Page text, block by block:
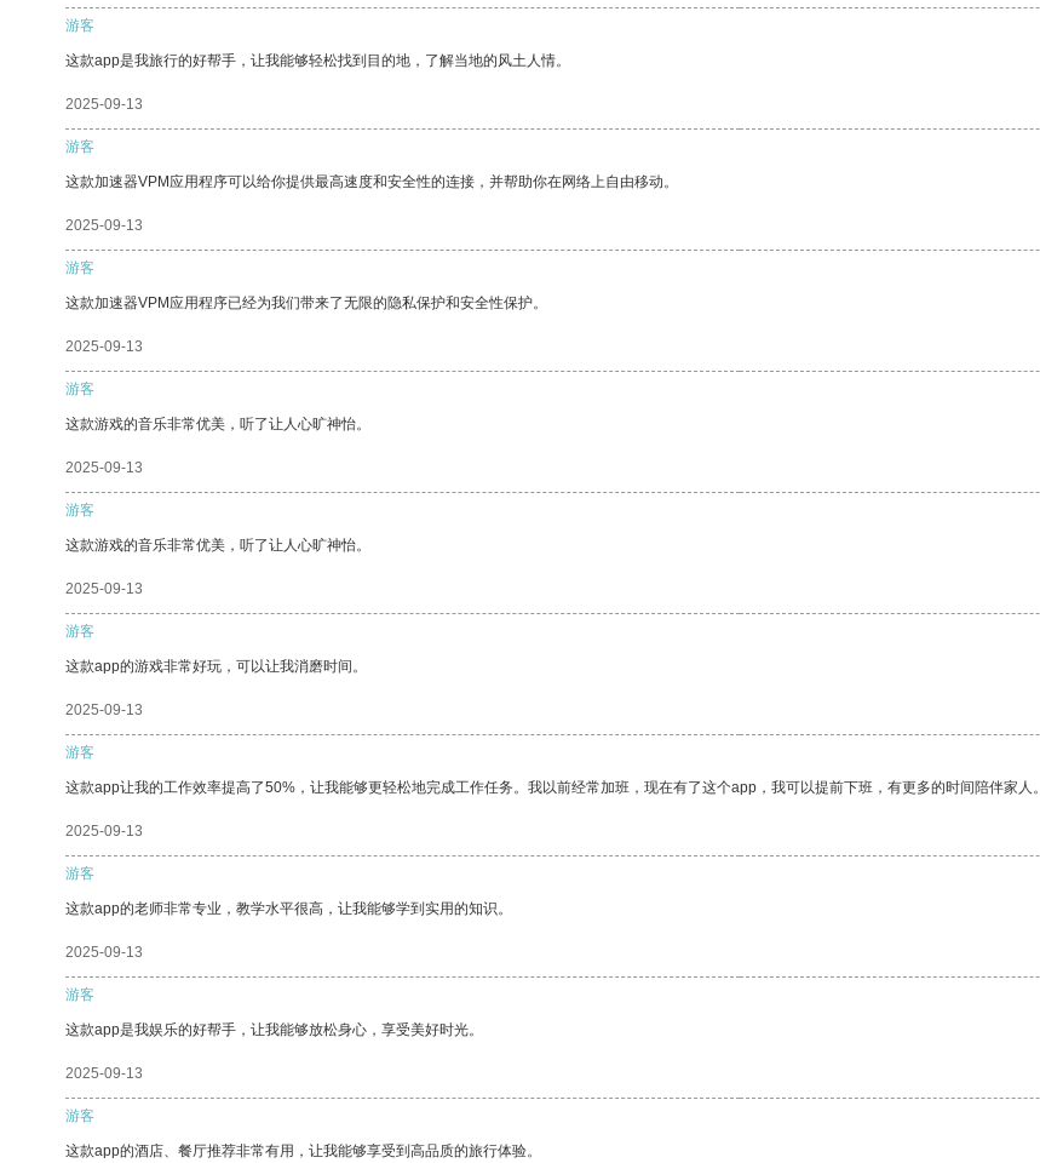
游客
这款app是我旅行的好帮手，让我能够轻松找到目的地，了解当地的风土人情。
2025-09-13
游客
这款加速器VPM应用程序可以给你提供最高速度和安全性的连接，并帮助你在网络上自由移动。
2025-09-13
游客
这款加速器VPM应用程序已经为我们带来了无限的隐私保护和安全性保护。
2025-09-13
游客
这款游戏的音乐非常优美，听了让人心旷神怡。
2025-09-13
游客
这款游戏的音乐非常优美，听了让人心旷神怡。
2025-09-13
游客
这款app的游戏非常好玩，可以让我消磨时间。
2025-09-13
游客
这款app让我的工作效率提高了50%，让我能够更轻松地完成工作任务。我以前经常加班，现在有了这个app，我可以提前下班，有更多的时间陪伴家人。
2025-09-13
游客
这款app的老师非常专业，教学水平很高，让我能够学到实用的知识。
2025-09-13
游客
这款app是我娱乐的好帮手，让我能够放松身心，享受美好时光。
2025-09-13
游客
这款app的酒店、餐厅推荐非常有用，让我能够享受到高品质的旅行体验。